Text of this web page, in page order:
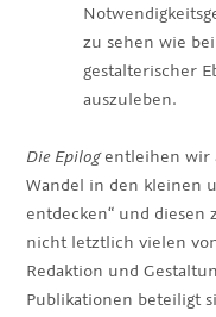
zu sehen wie bei
gestalterischer
auszuleben.
Die Epilogentleihen wir
Wandel in den kleinen
entdecken“ und
nicht letztlich vielen
Redaktion und
Publikationen beteiligt